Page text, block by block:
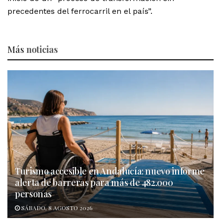
precedentes del ferrocarril en el país”.
Más noticias
Turismo accesible en Andalucía: nuevo informe
alerta de barreras para más de 482.000
personas
SÁBADO, 8 AGOSTO 2026